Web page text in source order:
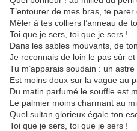
T’entourer de mes bras, te parer
Mêler à tes colliers l’anneau de
Toi que je sers, toi que je sers !
Dans les sables mouvants, de
Je reconnais de loin le pas sûr et
Tu m’apparais soudain : un
Est moins doux sur la vague au
Du matin parfumé le souffle est
Le palmier moins charmant au
Quel sultan glorieux égale ton
Toi que je sers, toi que je sers !